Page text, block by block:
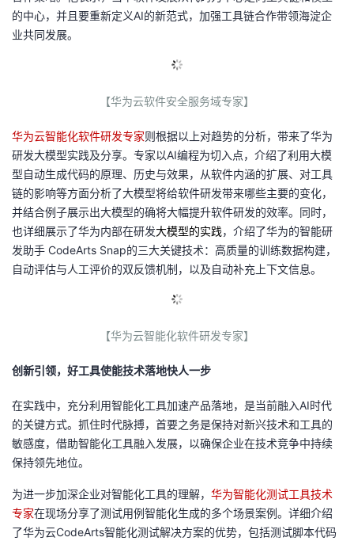
的中心，并且要重新定义AI的新范式，加强工具链合作带领海淀企
业共同发展。
【华为云软件安全服务域专家】
华为云智能化软件研发专家则根据以上对趋势的分析，带来了华为
研发大模型实践及分享。专家以AI编程为切入点，介绍了利用大模
型自动生成代码的原理、历史与效果，从软件内涵的扩展、对工具
链的影响等方面分析了大模型将给软件研发带来哪些主要的变化，
并结合例子展示出大模型的确将大幅提升软件研发的效率。同时，
也详细展示了华为内部在研发大模型的实践，介绍了华为的智能研
发助手 CodeArts Snap的三大关键技术：高质量的训练数据构建，
自动评估与人工评价的双反馈机制，以及自动补充上下文信息。
【华为云智能化软件研发专家】
创新引领，好工具使能技术落地快人一步
在实践中，充分利用智能化工具加速产品落地，是当前融入AI时代
的关键方式。抓住时代脉搏，首要之务是保持对新兴技术和工具的
敏感度，借助智能化工具融入发展，以确保企业在技术竞争中持续
保持领先地位。
为进一步加深企业对智能化工具的理解， 华为智能化测试工具技术
专家在现场分享了测试用例智能化生成的多个场景案例。详细介绍
了华为云CodeArts智能化测试解决方案的优势，包括测试脚本代码